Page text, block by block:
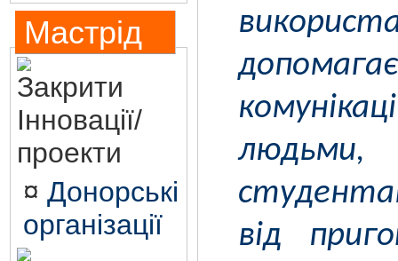
Мастрід
Інновації/
проекти
¤ Донорські
організації
від